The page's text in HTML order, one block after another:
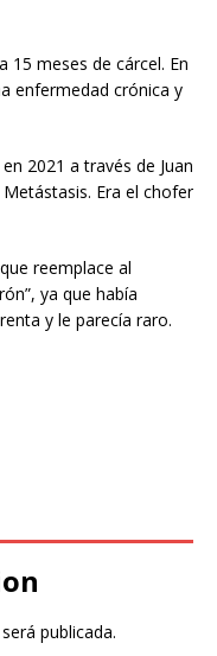
15 meses de cárcel. En
enfermedad crónica y
2021 a través de Juan
Era el chofer
reemplace al
ya que había
y le parecía raro.
publicada.